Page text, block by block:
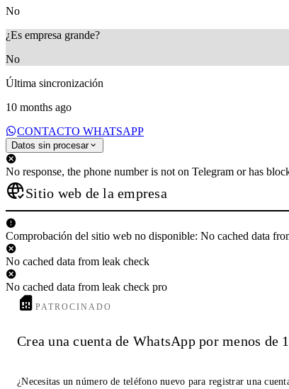
No
¿Es empresa grande?
No
Última sincronización
10 months ago
CONTACTO WHATSAPP
Datos sin procesar
No response, the phone number is not on Telegram or has
Sitio web de la empresa
Comprobación del sitio web no disponible: No cached data
No cached data from leak check
No cached data from leak check pro
PATROCINADO
Crea una cuenta de WhatsApp por menos de
¿Necesitas un número de teléfono nuevo para registrar una